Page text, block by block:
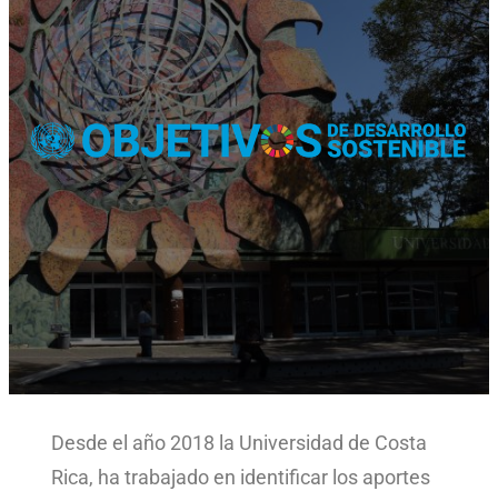
Desde el año 2018 la Universidad de Costa
Rica, ha trabajado en identificar los aportes